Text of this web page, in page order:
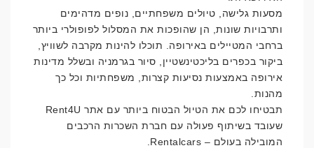
מסעות גלישה, טיולים משפחתיים, נופים מדהימים
ותרבויות שונות, הן שהופכות את המסלול לפופולרי ביותר
ברחבי המטיילים באירופה. תוכלו להינות מקרבה לשוויץ,
ביקור בכפרים בליכטינשטיין, סיור בגרמניה ובשלל מדינות
אירופה באמצעות נסיעות קצרות, משפחתיות וכל כך
מהנות.
תבטיחו לכם את הטיול הבטוח ביותר עם אתר Rent4U
שעובד בשיתוף פעולה עם חברת השכרות הרכבים
המובילה בעולם – Rentalcars.